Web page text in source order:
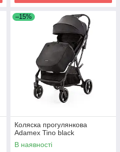
–15%
Коляска прогулянкова
Adamex Tino black
В наявності